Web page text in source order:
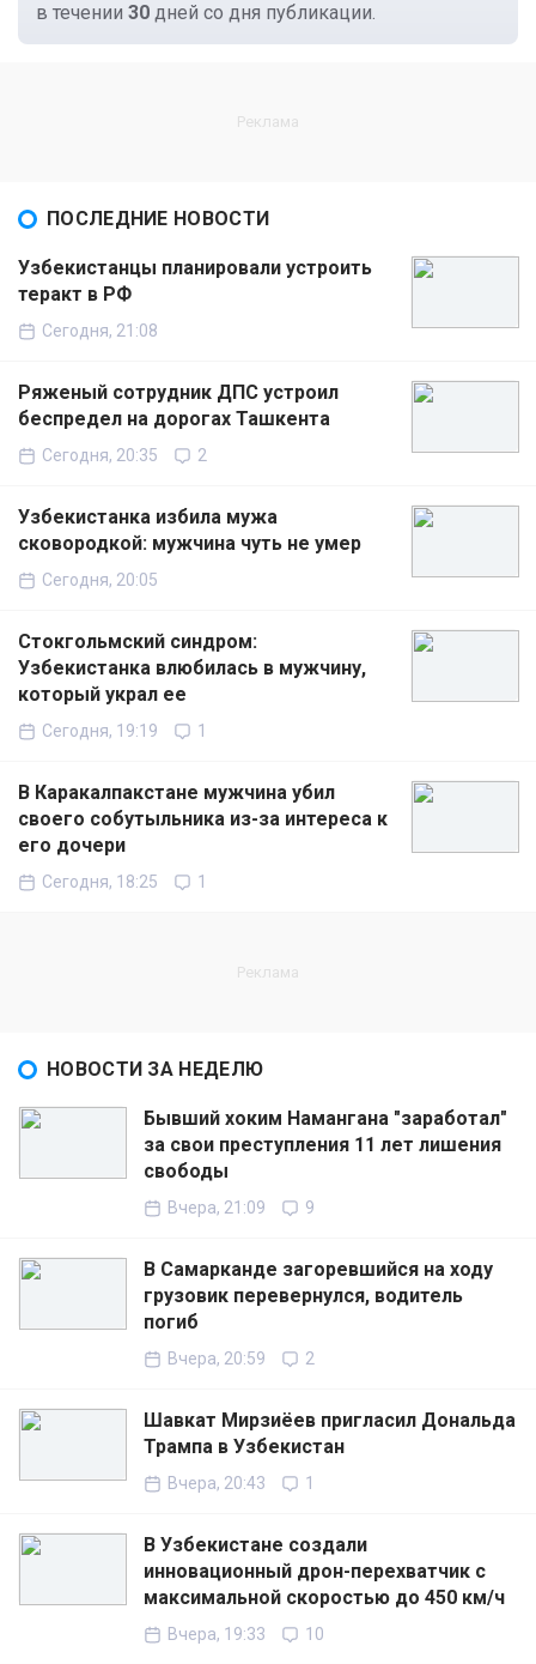
в течении 30 дней со дня публикации.
ПОСЛЕДНИЕ НОВОСТИ
Узбекистанцы планировали устроить
теракт в РФ
Сегодня, 21:08
Ряженый сотрудник ДПС устроил
беспредел на дорогах Ташкента
Сегодня, 20:35 2
Узбекистанка избила мужа
сковородкой: мужчина чуть не умер
Сегодня, 20:05
Стокгольмский синдром:
Узбекистанка влюбилась в мужчину,
который украл ее
Сегодня, 19:19 1
В Каракалпакстане мужчина убил
своего собутыльника из-за интереса к
его дочери
Сегодня, 18:25 1
НОВОСТИ ЗА НЕДЕЛЮ
Бывший хоким Намангана "заработал"
за свои преступления 11 лет лишения
свободы
Вчера, 21:09 9
В Самарканде загоревшийся на ходу
грузовик перевернулся, водитель
погиб
Вчера, 20:59 2
Шавкат Мирзиёев пригласил Дональда
Трампа в Узбекистан
Вчера, 20:43 1
В Узбекистане создали
инновационный дрон-перехватчик с
максимальной скоростью до 450 км/ч
Вчера, 19:33 10